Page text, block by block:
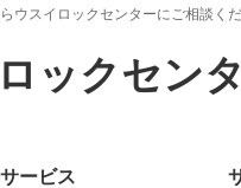
ウスイロックセンターにご相談くだ
ックセン
ービス